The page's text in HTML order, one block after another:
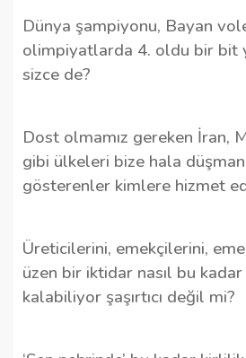
Dünya şampiyonu, Bayan
olimpiyatlarda 4. oldu bir bit
sizce de?
Dost olmamız gereken İran,
gibi ülkeleri bize hala
gösterenler kimlere hizmet
Üreticilerini, emekçilerini,
üzen bir iktidar nasıl bu
kalabiliyor şaşırtıcı değil mi?